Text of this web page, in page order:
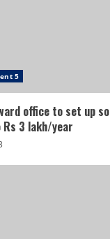
5
office to set up
3 lakh/year